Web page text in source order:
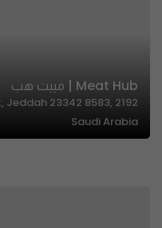
Meat Hub | مييت هب
Jeddah 23342 8583,
Saudi Arabia